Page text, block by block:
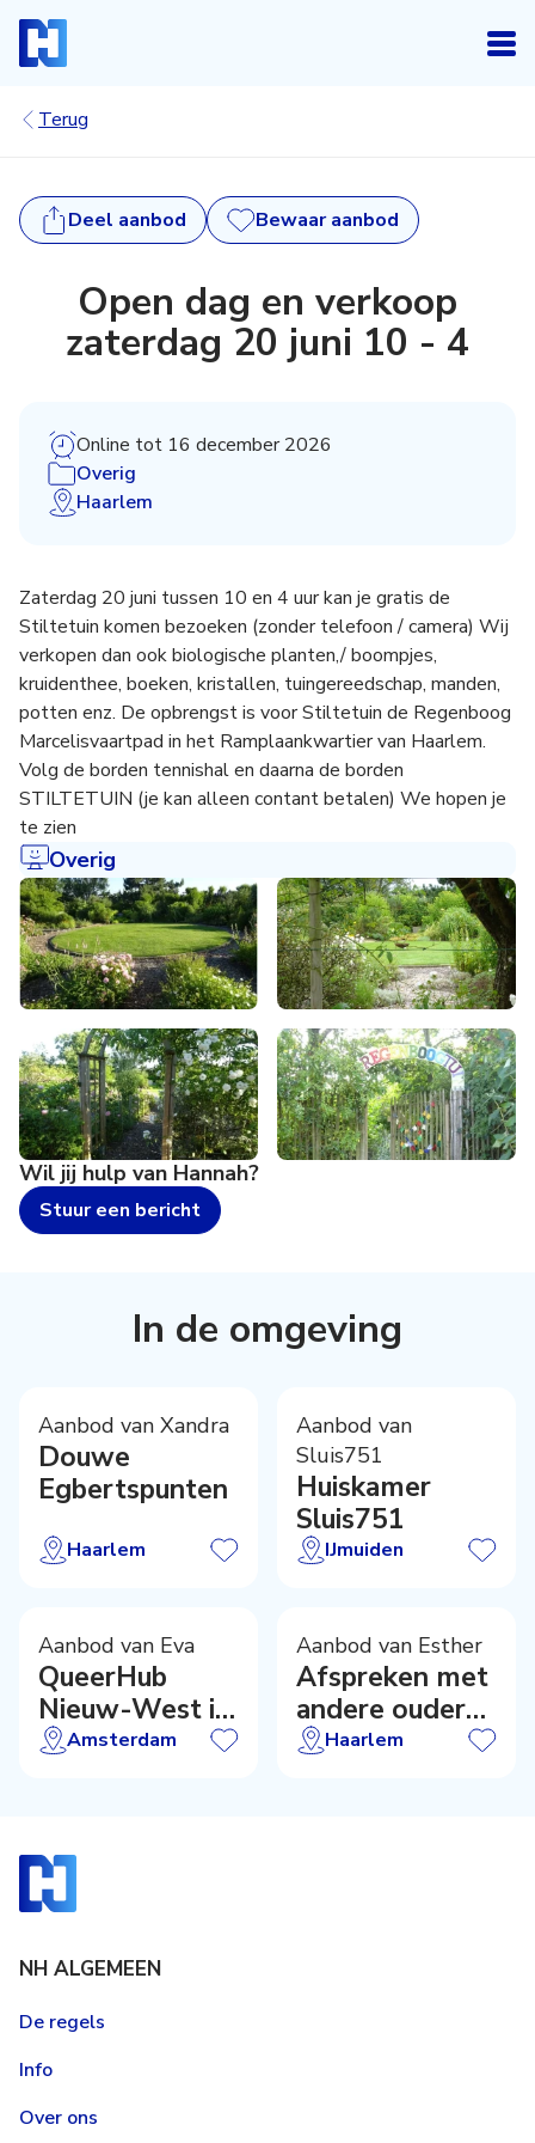
Terug
Deel aanbod Bewaar aanbod
Open dag en verkoop
zaterdag 20 juni 10 - 4
Online tot 16 december 2026
Overig
Haarlem
Zaterdag 20 juni tussen 10 en 4 uur kan je gratis de
Stiltetuin komen bezoeken (zonder telefoon / camera) Wij
verkopen dan ook biologische planten,/ boompjes,
kruidenthee, boeken, kristallen, tuingereedschap, manden,
potten enz. De opbrengst is voor Stiltetuin de Regenboog
Marcelisvaartpad in het Ramplaankwartier van Haarlem.
Volg de borden tennishal en daarna de borden
STILTETUIN (je kan alleen contant betalen) We hopen je
te zien
Overig
Wil jij hulp van Hannah?
Stuur een bericht
In de omgeving
Aanbod van Xandra
Douwe
Egbertspunten
Haarlem
Aanbod van
Sluis751
Huiskamer
Sluis751
IJmuiden
Aanbod van Eva
QueerHub
Nieuw-West is
open!
Amsterdam
Aanbod van Esther
Afspreken met
andere ouders
in jouw buurt
Haarlem
NH ALGEMEEN
De regels
Info
Over ons
Inloggen
Heb je een account? Log dan in.
Login
Heb je nog geen account, maar wil je die graag
kosteloos aanmaken, klik dan hieronder.